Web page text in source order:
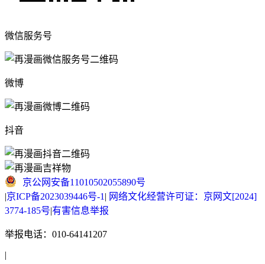
微信服务号
微博
抖音
京公网安备11010502055890号
|京ICP备2023039446号-1 | 网络文化经营许可证：京网文[2024]
3774-185号|有害信息举报
举报电话：010-64141207
|